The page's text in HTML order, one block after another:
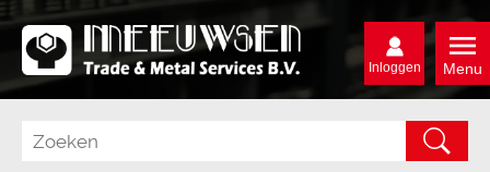
Menu
Inloggen